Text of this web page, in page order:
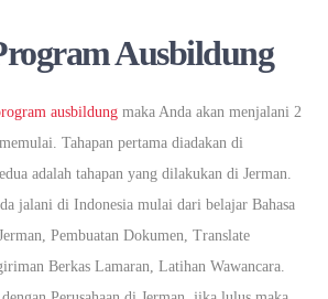
Ausbildung
ausbildung maka Anda akan menjalani 2
Tahapan pertama diadakan di
adalah tahapan yang dilakukan di Jerman.
jalani di Indonesia mulai dari belajar Bahasa
Pembuatan Dokumen, Translate
Berkas Lamaran, Latihan Wawancara.